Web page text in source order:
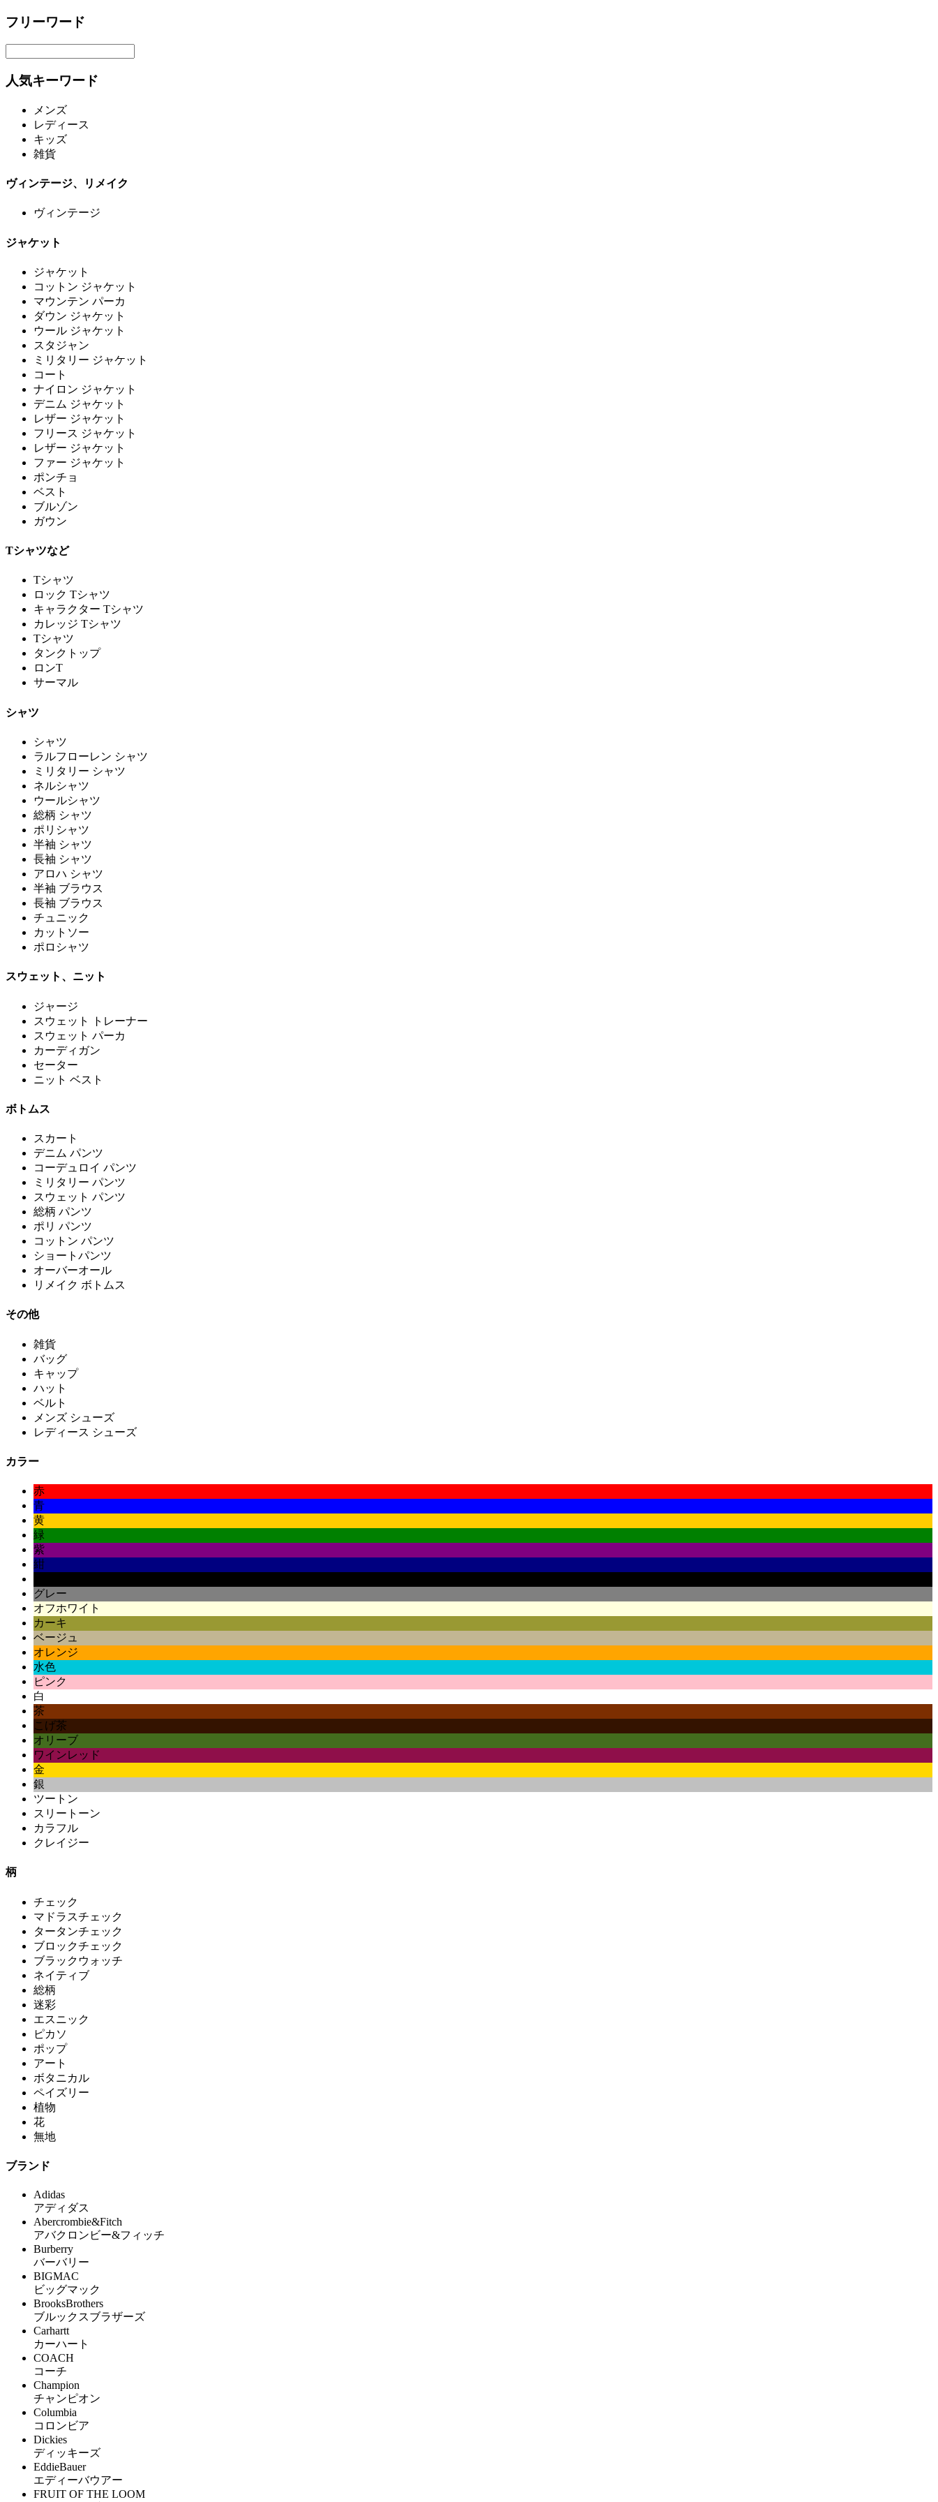
フリーワード
人気キーワード
メンズ
レディース
キッズ
雑貨
ヴィンテージ、リメイク
ヴィンテージ
ジャケット
ジャケット
コットン ジャケット
マウンテン パーカ
ダウン ジャケット
ウール ジャケット
スタジャン
ミリタリー ジャケット
コート
ナイロン ジャケット
デニム ジャケット
レザー ジャケット
フリース ジャケット
レザー ジャケット
ファー ジャケット
ポンチョ
ベスト
ブルゾン
ガウン
Tシャツなど
Tシャツ
ロック Tシャツ
キャラクター Tシャツ
カレッジ Tシャツ
Tシャツ
タンクトップ
ロンT
サーマル
シャツ
シャツ
ラルフローレン シャツ
ミリタリー シャツ
ネルシャツ
ウールシャツ
総柄 シャツ
ポリシャツ
半袖 シャツ
長袖 シャツ
アロハ シャツ
半袖 ブラウス
長袖 ブラウス
チュニック
カットソー
ポロシャツ
スウェット、ニット
ジャージ
スウェット トレーナー
スウェット パーカ
カーディガン
セーター
ニット ベスト
ボトムス
スカート
デニム パンツ
コーデュロイ パンツ
ミリタリー パンツ
スウェット パンツ
総柄 パンツ
ポリ パンツ
コットン パンツ
ショートパンツ
オーバーオール
リメイク ボトムス
その他
雑貨
バッグ
キャップ
ハット
ベルト
メンズ シューズ
レディース シューズ
カラー
赤
青
黄
緑
紫
紺
グレー
オフホワイト
カーキ
ベージュ
オレンジ
水色
ピンク
白
茶
こげ茶
オリーブ
ワインレッド
金
銀
ツートン
スリートーン
カラフル
クレイジー
柄
チェック
マドラスチェック
タータンチェック
ブロックチェック
ブラックウォッチ
ネイティブ
総柄
迷彩
エスニック
ピカソ
ポップ
アート
ボタニカル
ペイズリー
植物
花
無地
ブランド
Adidas
アディダス
Abercrombie&Fitch
アバクロンビー&フィッチ
Burberry
バーバリー
BIGMAC
ビッグマック
BrooksBrothers
ブルックスブラザーズ
Carhartt
カーハート
COACH
コーチ
Champion
チャンピオン
Columbia
コロンビア
Dickies
ディッキーズ
EddieBauer
エディーバウアー
FRUIT OF THE LOOM